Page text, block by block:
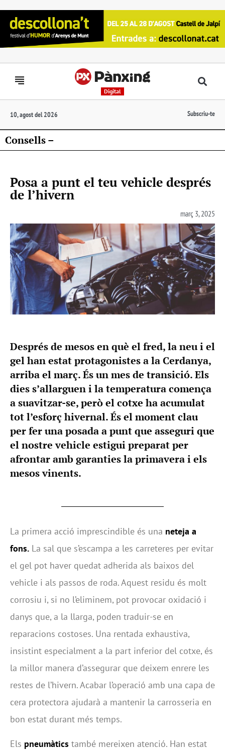
Digital
10, agost del 2026 Subscriu-te
Consells –
Posa a punt el teu vehicle després
de l’hivern
març 3, 2025
Després de mesos en què el fred, la neu i el
gel han estat protagonistes a la Cerdanya,
arriba el març. És un mes de transició. Els
dies s’allarguen i la temperatura comença
a suavitzar-se, però el cotxe ha acumulat
tot l’esforç hivernal. És el moment clau
per fer una posada a punt que asseguri que
el nostre vehicle estigui preparat per
afrontar amb garanties la primavera i els
mesos vinents.
La primera acció imprescindible és una neteja a
fons. La sal que s’escampa a les carreteres per evitar
el gel pot haver quedat adherida als baixos del
vehicle i als passos de roda. Aquest residu és molt
corrosiu i, si no l’eliminem, pot provocar oxidació i
danys que, a la llarga, poden traduir-se en
reparacions costoses. Una rentada exhaustiva,
insistint especialment a la part inferior del cotxe, és
la millor manera d’assegurar que deixem enrere les
restes de l’hivern. Acabar l’operació amb una capa de
cera protectora ajudarà a mantenir la carrosseria en
bon estat durant més temps.
Els pneumàtics també mereixen atenció. Han estat